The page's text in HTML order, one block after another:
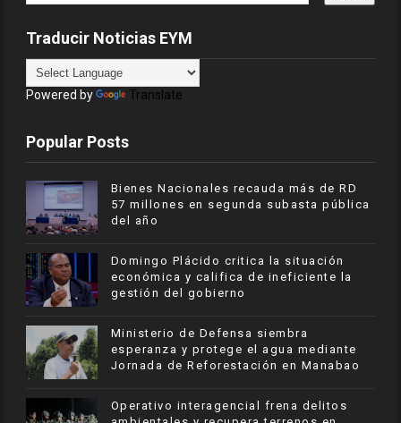
Traducir Noticias EYM
Powered by Translate
Popular Posts
Bienes Nacionales recauda más de RD
57 millones en segunda subasta pública
del año
​Domingo Plácido critica la situación
económica y califica de ineficiente la
gestión del gobierno
Ministerio de Defensa siembra
esperanza y protege el agua mediante
Jornada de Reforestación en Manabao
Operativo interagencial frena delitos